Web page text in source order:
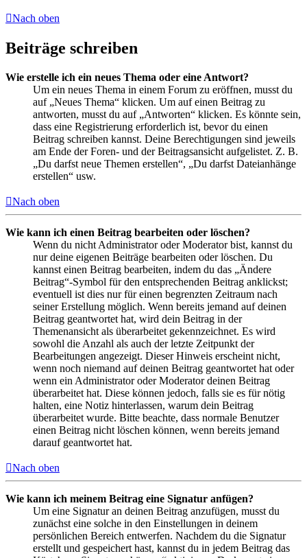
Nach oben
Beiträge schreiben
Wie erstelle ich ein neues Thema oder eine Antwort?
Um ein neues Thema in einem Forum zu eröffnen, musst du
auf „Neues Thema“ klicken. Um auf einen Beitrag zu
antworten, musst du auf „Antworten“ klicken. Es könnte sein,
dass eine Registrierung erforderlich ist, bevor du einen
Beitrag schreiben kannst. Deine Berechtigungen sind jeweils
am Ende der Foren- und der Beitragsansicht aufgelistet. Z. B.
„Du darfst neue Themen erstellen“, „Du darfst Dateianhänge
erstellen“ usw.
Nach oben
Wie kann ich einen Beitrag bearbeiten oder löschen?
Wenn du nicht Administrator oder Moderator bist, kannst du
nur deine eigenen Beiträge bearbeiten oder löschen. Du
kannst einen Beitrag bearbeiten, indem du das „Ändere
Beitrag“-Symbol für den entsprechenden Beitrag anklickst;
eventuell ist dies nur für einen begrenzten Zeitraum nach
seiner Erstellung möglich. Wenn bereits jemand auf deinen
Beitrag geantwortet hat, wird dein Beitrag in der
Themenansicht als überarbeitet gekennzeichnet. Es wird
sowohl die Anzahl als auch der letzte Zeitpunkt der
Bearbeitungen angezeigt. Dieser Hinweis erscheint nicht,
wenn noch niemand auf deinen Beitrag geantwortet hat oder
wenn ein Administrator oder Moderator deinen Beitrag
überarbeitet hat. Diese können jedoch, falls sie es für nötig
halten, eine Notiz hinterlassen, warum dein Beitrag
überarbeitet wurde. Bitte beachte, dass normale Benutzer
einen Beitrag nicht löschen können, wenn bereits jemand
darauf geantwortet hat.
Nach oben
Wie kann ich meinem Beitrag eine Signatur anfügen?
Um eine Signatur an deinen Beitrag anzufügen, musst du
zunächst eine solche in den Einstellungen in deinem
persönlichen Bereich entwerfen. Nachdem du die Signatur
erstellt und gespeichert hast, kannst du in jedem Beitrag das